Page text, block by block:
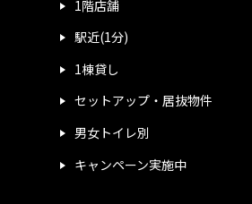
1階店舗
駅近(1分)
1棟貸し
セットアップ・居抜物件
男女トイレ別
キャンペーン実施中